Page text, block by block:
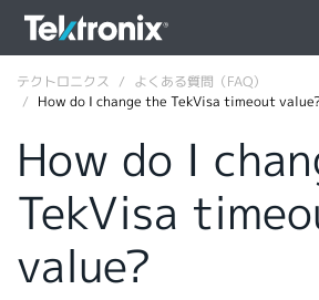
ENGLISH
FRANÇAIS
テクトロニクス
よくある質問（FAQ）
How do I change the TekVisa timeout
How do I
TekVisa
value?